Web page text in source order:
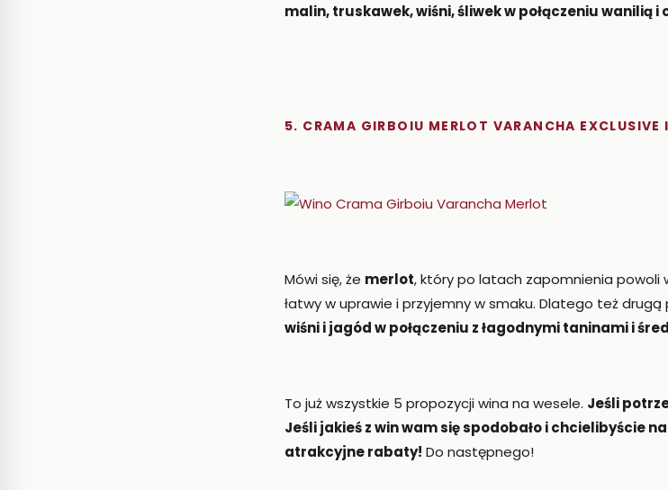
malin, truskawek, wiśni, śliwek w połączeniu wanilią i
5. CRAMA GIRBOIU MERLOT VARANCHA EXCLUSIVE
Mówi się, że merlot, który po latach zapomnienia powoli
łatwy w uprawie i przyjemny w smaku. Dlatego też
wiśni i jagód w połączeniu z łagodnymi taninami i
To już wszystkie 5 propozycji wina na wesele. Jeśli
Jeśli jakieś z win wam się spodobało i chcielibyście
atrakcyjne rabaty! Do następnego!